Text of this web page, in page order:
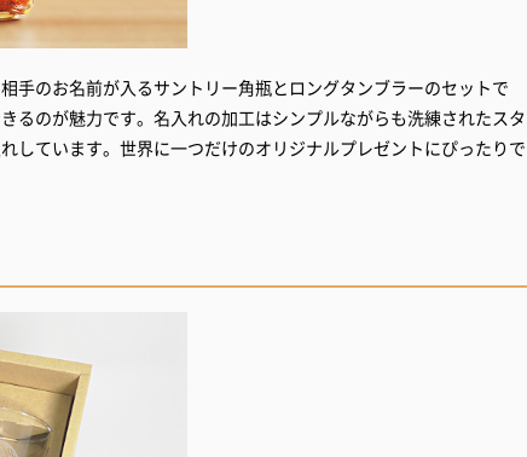
手のお名前が入るサントリー角瓶とロングタンブラーのセットで
るのが魅力です。名入れの加工はシンプルながらも洗練されたスタ
しています。世界に一つだけのオリジナルプレゼントにぴったりで